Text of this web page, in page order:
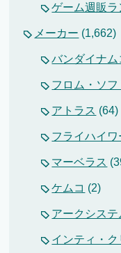
ゲーム週販
メーカー (1,662)
バンダイナム
フロム・ソフ
アトラス (64)
フライハイワ
マーベラス
ケムコ (2)
アークシステ
インティ・ク